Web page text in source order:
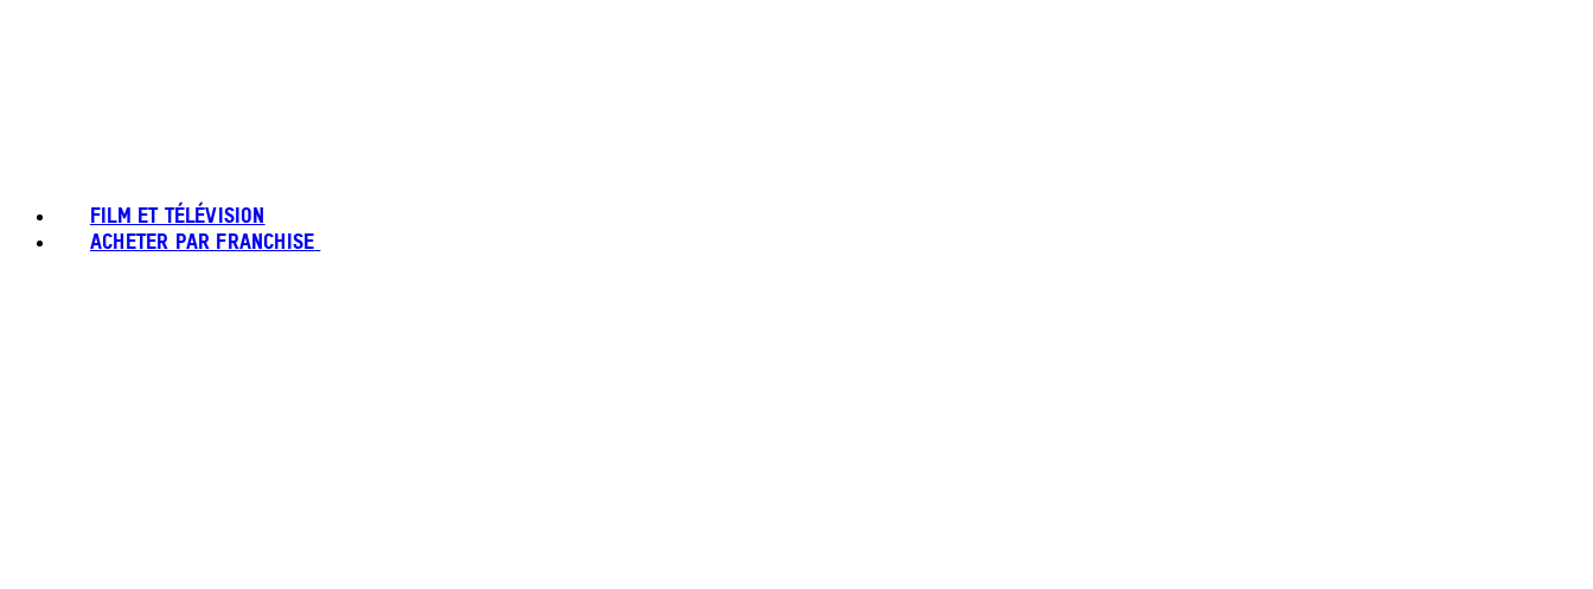
FILM ET TÉLÉVISION
ACHETER PAR FRANCHISE